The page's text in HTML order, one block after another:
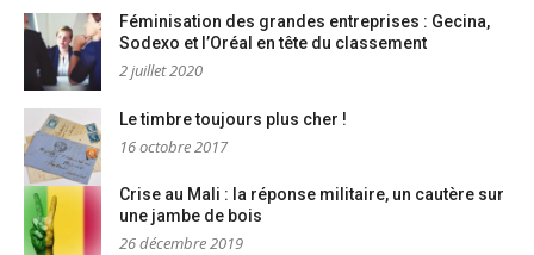
Féminisation des grandes entreprises : Gecina,
Sodexo et l’Oréal en tête du classement
2 juillet 2020
Le timbre toujours plus cher !
16 octobre 2017
Crise au Mali : la réponse militaire, un cautère sur
une jambe de bois
26 décembre 2019